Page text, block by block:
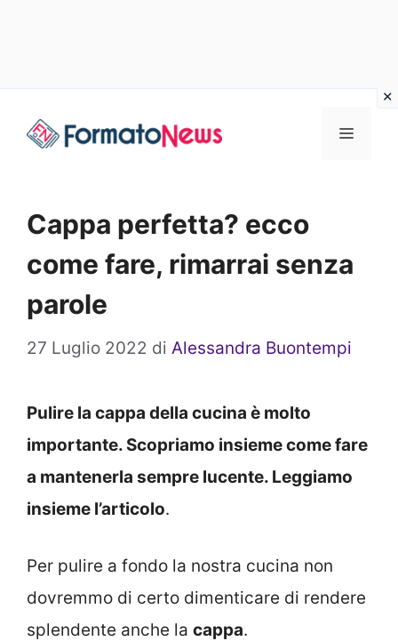
Menu
Cappa perfetta? ecco
come fare, rimarrai senza
parole
27 Luglio 2022 di Alessandra Buontempi
Pulire la cappa della cucina è molto
importante. Scopriamo insieme come fare
a mantenerla sempre lucente. Leggiamo
insieme l’articolo.
Per pulire a fondo la nostra cucina non
dovremmo di certo dimenticare di rendere
splendente anche la cappa.